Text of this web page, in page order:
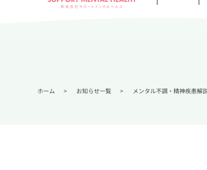
ホーム > お知らせ一覧 > メンタル不調・精神疾患解